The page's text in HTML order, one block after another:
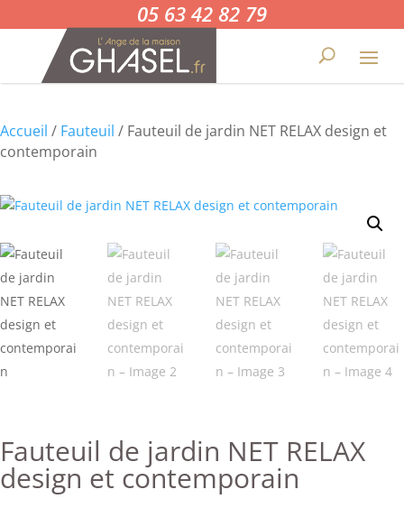
05 63 42 82 79
Accueil / Fauteuil / Fauteuil de jardin NET RELAX design et
contemporain
Fauteuil de jardin NET RELAX
design et contemporain